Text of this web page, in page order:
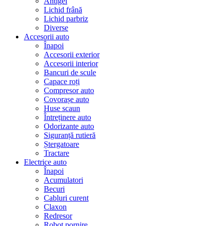
Lichid frână
Lichid parbriz
Diverse
Accesorii auto
Înapoi
Accesorii exterior
Accesorii interior
Bancuri de scule
Capace roți
Compresor auto
Covorașe auto
Huse scaun
Întreținere auto
Odorizante auto
Siguranță rutieră
Ștergatoare
Tractare
Electrice auto
Înapoi
Acumulatori
Becuri
Cabluri curent
Claxon
Redresor